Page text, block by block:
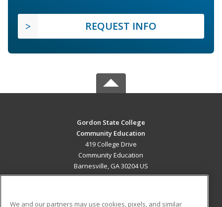
REQUEST INFO
Gordon State College
Community Education
419 College Drive
Community Education
Barnesville, GA 30204 US
We and our partners may use cookies, pixels, and similar